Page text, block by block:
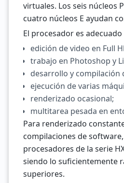
virtuales. Los seis núcleos
cuatro núcleos E ayudan
El procesador es adecuado
edición de video en Full
trabajo en Photoshop y
desarrollo y compilación
ejecución de varias
renderizado ocasional;
multitarea pesada en
Para renderizado
compilaciones de
procesadores de la serie
siendo lo suficientemente
superiores.